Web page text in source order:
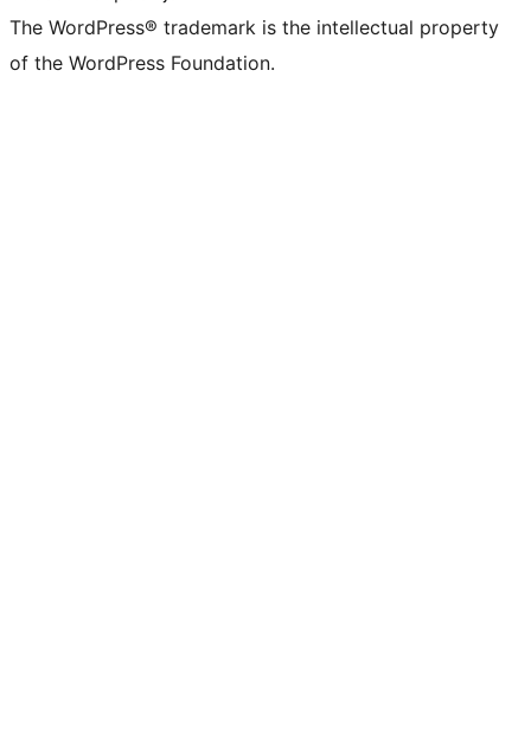
The WordPress® trademark is the intellectual property
of the WordPress Foundation.